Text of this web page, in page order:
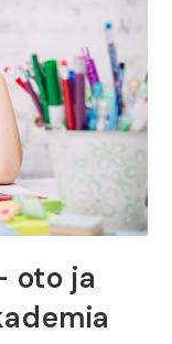
oto ja